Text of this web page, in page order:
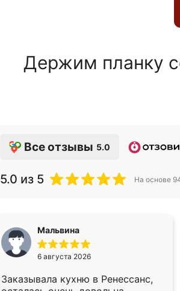
Держим планку
Все отзывы 5.0
5.0 из 5 На основе
Мальвина
6 августа 2026
Заказывала кухню в Ренессанс,